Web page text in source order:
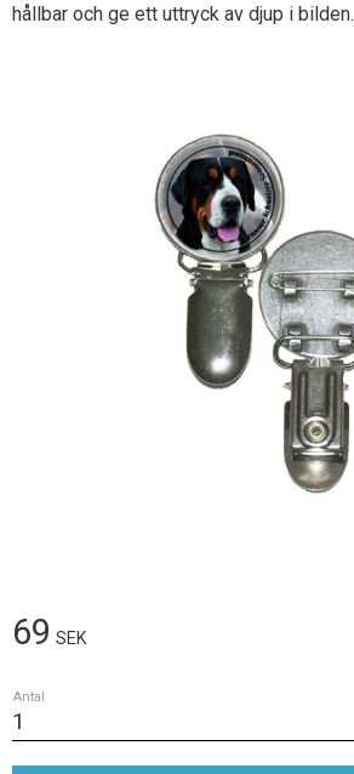
hållbar och ge ett uttryck av djup i bilden.
69 SEK
Antal